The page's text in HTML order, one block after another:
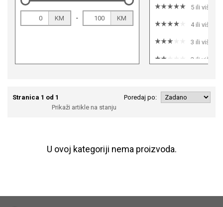
KM - KM
5 ili više
4 ili više
3 ili više
2 ili više
Stranica 1 od 1
Poredaj po:
Prikaži artikle na stanju
U ovoj kategoriji nema proizvoda.